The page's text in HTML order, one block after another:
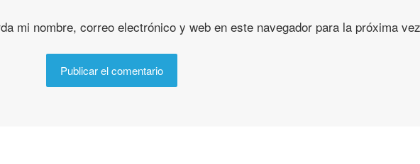
mi nombre, correo electrónico y web en este navegador para la próxima